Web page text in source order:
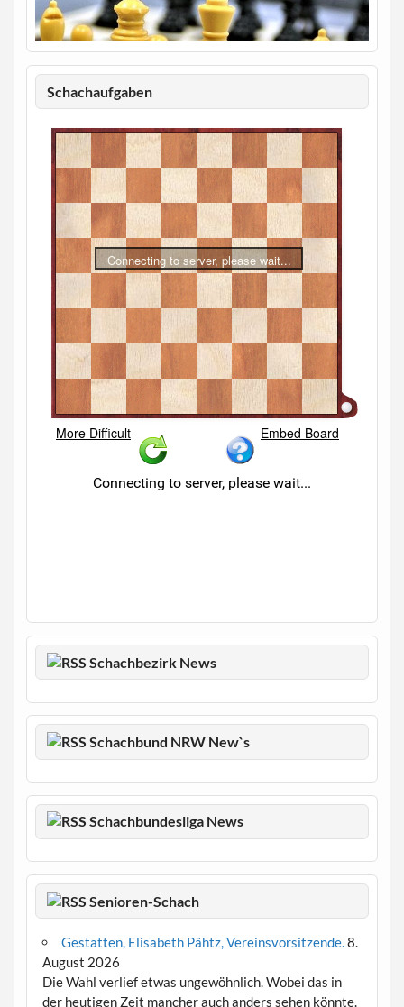
Schachaufgaben
Schachbezirk News
Schachbund NRW New`s
Schachbundesliga News
Senioren-Schach
Gestatten, Elisabeth Pähtz, Vereinsvorsitzende.8.
August 2026
Die Wahl verlief etwas ungewöhnlich. Wobei das in
der heutigen Zeit mancher auch anders sehen könnte.